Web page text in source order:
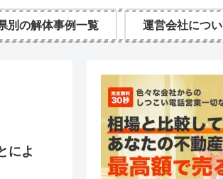
別の解体事例一覧 運営会社につ
によ